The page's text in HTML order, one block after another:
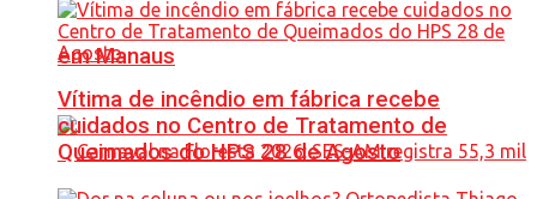
em Manaus
Vítima de incêndio em fábrica recebe
cuidados no Centro de Tratamento de
Queimados do HPS 28 de Agosto